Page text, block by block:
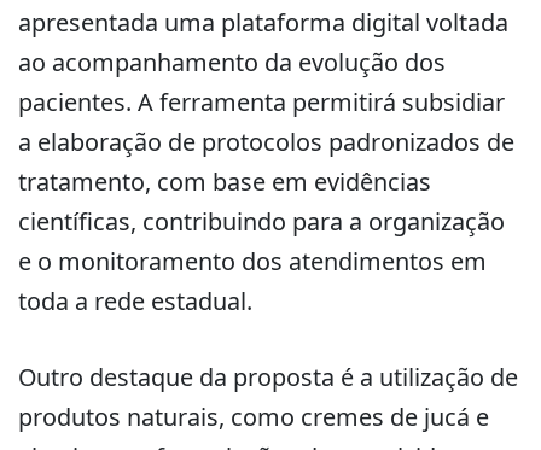
apresentada uma plataforma digital voltada
ao acompanhamento da evolução dos
pacientes. A ferramenta permitirá subsidiar
a elaboração de protocolos padronizados de
tratamento, com base em evidências
científicas, contribuindo para a organização
e o monitoramento dos atendimentos em
toda a rede estadual.
Outro destaque da proposta é a utilização de
produtos naturais, como cremes de jucá e